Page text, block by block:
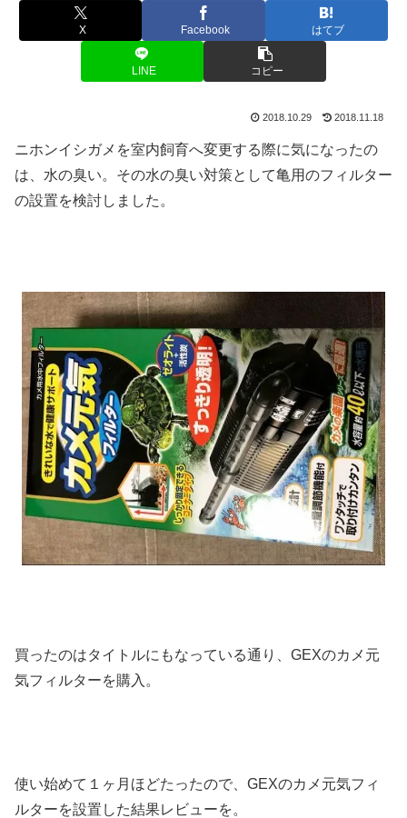
X Facebook はてブ
LINE コピー
2018.10.29 2018.11.18
ニホンイシガメを室内飼育へ変更する際に気になったの
は、水の臭い。その水の臭い対策として亀用のフィルター
の設置を検討しました。
買ったのはタイトルにもなっている通り、GEXのカメ元
気フィルターを購入。
使い始めて１ヶ月ほどたったので、GEXのカメ元気フィ
ルターを設置した結果レビューを。